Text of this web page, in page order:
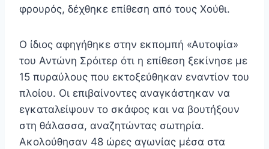
φρουρός, δέχθηκε επίθεση από τους Χούθι.
Ο ίδιος αφηγήθηκε στην εκπομπή «Αυτοψία»
του Αντώνη Σρόιτερ ότι η επίθεση ξεκίνησε με
15 πυραύλους που εκτοξεύθηκαν εναντίον του
πλοίου. Οι επιβαίνοντες αναγκάστηκαν να
εγκαταλείψουν το σκάφος και να βουτήξουν
στη θάλασσα, αναζητώντας σωτηρία.
Ακολούθησαν 48 ώρες αγωνίας μέσα στα